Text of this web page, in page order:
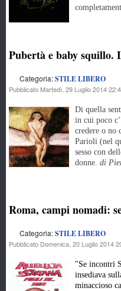
Pubertà e baby squillo.
Categoria:STILE LIBERO
Pubblicato Martedì, 29 Luglio 2014
Di quella
in cui poco
credere o no
Parioli (nel
sesso con
donne. di
Roma, campi nomadi:
Categoria:STILE LIBERO
Pubblicato Domenica, 20 Luglio 2014
"Se incontri
insediava
minaccioso